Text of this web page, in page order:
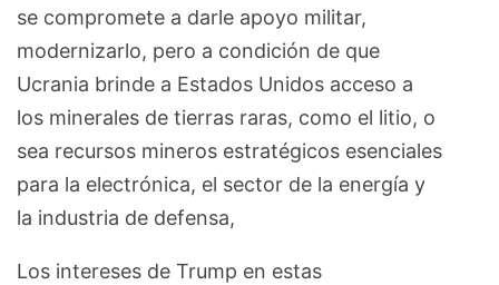
se compromete a darle apoyo militar,
modernizarlo, pero a condición de que
Ucrania brinde a Estados Unidos acceso a
los minerales de tierras raras, como el litio, o
sea recursos mineros estratégicos esenciales
para la electrónica, el sector de la energía y
la industria de defensa,
Los intereses de Trump en estas